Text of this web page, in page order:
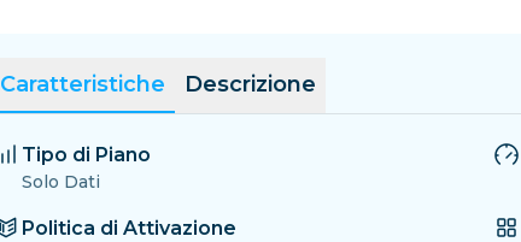
Caratteristiche Descrizione
Tipo di Piano
Solo Dati
Politica di Attivazione